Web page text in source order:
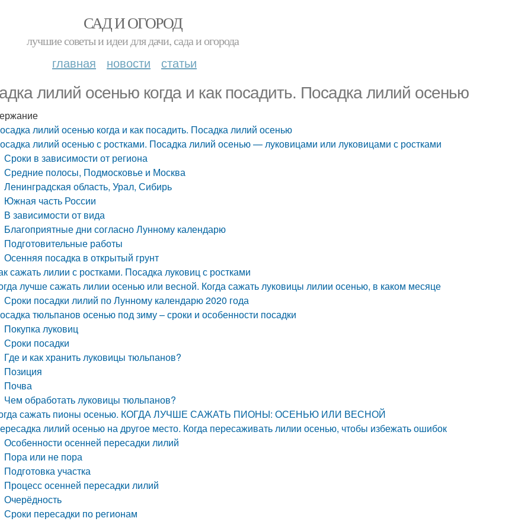
САД И ОГОРОД
лучшие советы и идеи для дачи, сада и огорода
главная новости статьи
лилий осенью когда и как посадить. Посадка лилий осенью
лилий осенью когда и как посадить. Посадка лилий осенью
лилий осенью с ростками. Посадка лилий осенью — луковицами или луковицами с ростками
Сроки в зависимости от региона
Средние полосы, Подмосковье и Москва
Ленинградская область, Урал, Сибирь
Южная часть России
В зависимости от вида
Благоприятные дни согласно Лунному календарю
Подготовительные работы
Осенняя посадка в открытый грунт
сажать лилии с ростками. Посадка луковиц с ростками
лучше сажать лилии осенью или весной. Когда сажать луковицы лилии осенью, в каком месяце
Сроки посадки лилий по Лунному календарю 2020 года
тюльпанов осенью под зиму – сроки и особенности посадки
Покупка луковиц
Сроки посадки
Где и как хранить луковицы тюльпанов?
Позиция
Почва
Чем обработать луковицы тюльпанов?
сажать пионы осенью. КОГДА ЛУЧШЕ САЖАТЬ ПИОНЫ: ОСЕНЬЮ ИЛИ ВЕСНОЙ
лилий осенью на другое место. Когда пересаживать лилии осенью, чтобы избежать ошибок
Особенности осенней пересадки лилий
Пора или не пора
Подготовка участка
Процесс осенней пересадки лилий
Очерёдность
Сроки пересадки по регионам